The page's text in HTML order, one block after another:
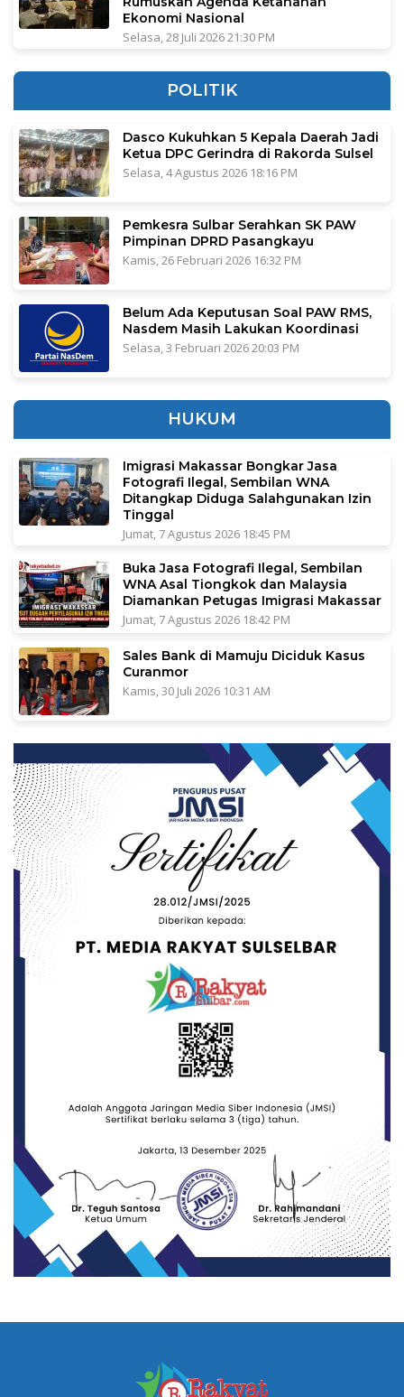
Ekonomi Nasional
Selasa, 28 Juli 2026 21:30 PM
POLITIK
Dasco Kukuhkan 5 Kepala Daerah Jadi
Ketua DPC Gerindra di Rakorda Sulsel
Selasa, 4 Agustus 2026 18:16 PM
Pemkesra Sulbar Serahkan SK PAW
Pimpinan DPRD Pasangkayu
Kamis, 26 Februari 2026 16:32 PM
Belum Ada Keputusan Soal PAW RMS,
Nasdem Masih Lakukan Koordinasi
Selasa, 3 Februari 2026 20:03 PM
HUKUM
Imigrasi Makassar Bongkar Jasa
Fotografi Ilegal, Sembilan WNA
Ditangkap Diduga Salahgunakan Izin
Tinggal
Jumat, 7 Agustus 2026 18:45 PM
Buka Jasa Fotografi Ilegal, Sembilan
WNA Asal Tiongkok dan Malaysia
Diamankan Petugas Imigrasi Makassar
Jumat, 7 Agustus 2026 18:42 PM
Sales Bank di Mamuju Diciduk Kasus
Curanmor
Kamis, 30 Juli 2026 10:31 AM